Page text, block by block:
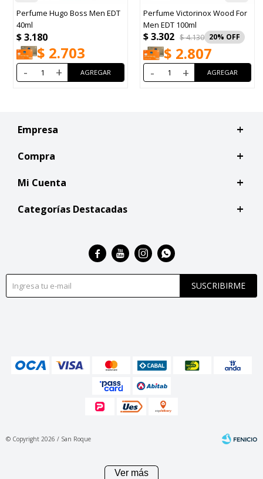
Perfume Hugo Boss Men EDT
40ml
$3.180
$ 2.703
- +
Perfume Victorinox Wood For
Men EDT 100ml
$3.302 $4.130 20
$ 2.807
- +
Empresa
Compra
Mi Cuenta
Categorías Destacadas
SUSCRIBIRME
   
© Copyright 2026 / San Roque
Ver más